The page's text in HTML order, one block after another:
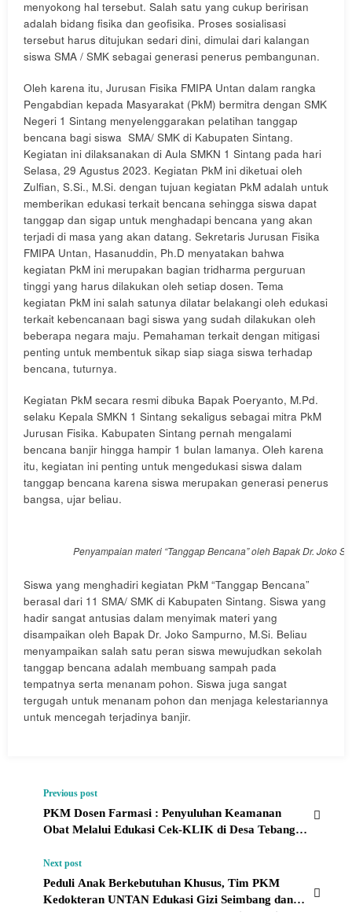
menyokong hal tersebut. Salah satu yang cukup beririsan
adalah bidang fisika dan geofisika. Proses sosialisasi
tersebut harus ditujukan sedari dini, dimulai dari kalangan
siswa SMA / SMK sebagai generasi penerus pembangunan.
Oleh karena itu, Jurusan Fisika FMIPA Untan dalam rangka
Pengabdian kepada Masyarakat (PkM) bermitra dengan SMK
Negeri 1 Sintang menyelenggarakan pelatihan tanggap
bencana bagi siswa SMA/ SMK di Kabupaten Sintang.
Kegiatan ini dilaksanakan di Aula SMKN 1 Sintang pada hari
Selasa, 29 Agustus 2023. Kegiatan PkM ini diketuai oleh
Zulfian, S.Si., M.Si. dengan tujuan kegiatan PkM adalah untuk
memberikan edukasi terkait bencana sehingga siswa dapat
tanggap dan sigap untuk menghadapi bencana yang akan
terjadi di masa yang akan datang. Sekretaris Jurusan Fisika
FMIPA Untan, Hasanuddin, Ph.D menyatakan bahwa
kegiatan PkM ini merupakan bagian tridharma perguruan
tinggi yang harus dilakukan oleh setiap dosen. Tema
kegiatan PkM ini salah satunya dilatar belakangi oleh edukasi
terkait kebencanaan bagi siswa yang sudah dilakukan oleh
beberapa negara maju. Pemahaman terkait dengan mitigasi
penting untuk membentuk sikap siap siaga siswa terhadap
bencana, tuturnya.
Kegiatan PkM secara resmi dibuka Bapak Poeryanto, M.Pd.
selaku Kepala SMKN 1 Sintang sekaligus sebagai mitra PkM
Jurusan Fisika. Kabupaten Sintang pernah mengalami
bencana banjir hingga hampir 1 bulan lamanya. Oleh karena
itu, kegiatan ini penting untuk mengedukasi siswa dalam
tanggap bencana karena siswa merupakan generasi penerus
bangsa, ujar beliau.
Penyampaian materi “Tanggap Bencana” oleh Bapak Dr. Joko
Siswa yang menghadiri kegiatan PkM “Tanggap Bencana”
berasal dari 11 SMA/ SMK di Kabupaten Sintang. Siswa yang
hadir sangat antusias dalam menyimak materi yang
disampaikan oleh Bapak Dr. Joko Sampurno, M.Si. Beliau
menyampaikan salah satu peran siswa mewujudkan sekolah
tanggap bencana adalah membuang sampah pada
tempatnya serta menanam pohon. Siswa juga sangat
tergugah untuk menanam pohon dan menjaga kelestariannya
untuk mencegah terjadinya banjir.
Previous post
PKM Dosen Farmasi : Penyuluhan Keamanan
Obat Melalui Edukasi Cek-KLIK di Desa Tebang
Next post
Peduli Anak Berkebutuhan Khusus, Tim PKM
Kedokteran UNTAN Edukasi Gizi Seimbang dan
Perawatan Anak SDLB-C Dharma Asih Pontianak